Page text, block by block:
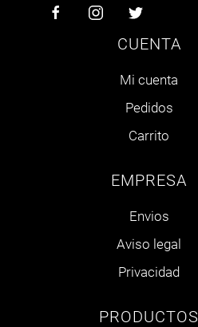
CUENTA
Mi cuenta
Pedidos
Carrito
EMPRESA
Envios
Aviso legal
Privacidad
PRODUCTOS